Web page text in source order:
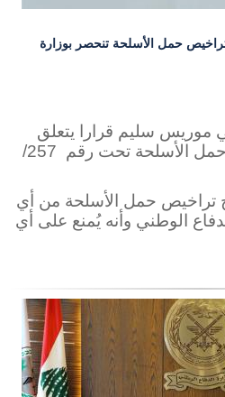
حمل الأسلحة تنحصر بوزارة
موريس سليم قرارا يتعلق
بصلاحية إصدار تراخيص حمل الأسلحة تحت رقم 257/
تراخيص حمل الأسلحة من أي
الوطني وأنه يُمنع على أي